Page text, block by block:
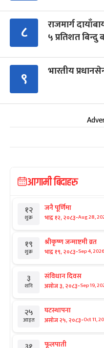
८
राजमार्ग
५ प्रतिशत बिन्दु
९ भारतीय
आगामी बिदाहरु
१२
शुक्र
जनै पूर्णिमा
भाद्र १२, २०८३-Aug 28,
१९
शुक्र
श्रीकृष्ण जन्माष्टमी व्रत
भाद्र १९, २०८३-Sep 4, 2026
३
शनि
संविधान दिवस
असोज ३, २०८३-Sep 19,
२५
आइत
घटस्थापना
असोज २५, २०८३-Oct 11,
फूलपाती